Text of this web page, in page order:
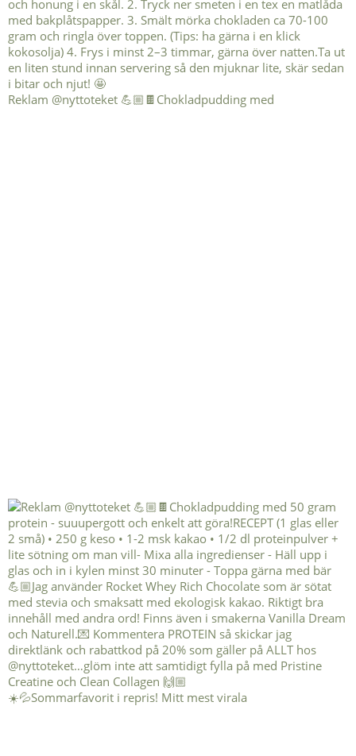
Reklam @nyttoteket 💪🏼🍫Chokladpudding med
☀️💦Sommarfavorit i repris! Mitt mest virala